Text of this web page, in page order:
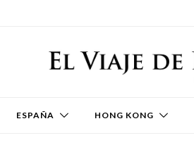
ESPAÑA HONG KONG